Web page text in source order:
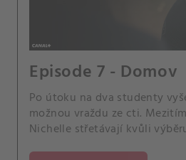
Episode 7 - Domov
Po útoku na dva studenty
možnou vraždu ze cti.
Nichelle střetávají kvůli